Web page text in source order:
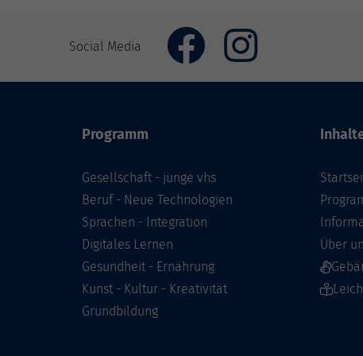
Social Media
Programm
Gesellschaft - junge vhs
Beruf - Neue Technologien
Sprachen - Integration
Digitales Lernen
Gesundheit - Ernährung
Kunst - Kultur - Kreativität
Grundbildung
Über